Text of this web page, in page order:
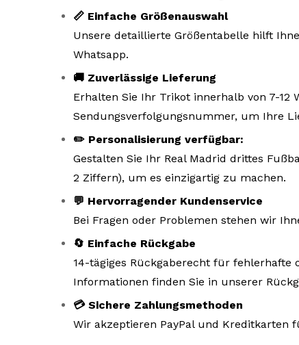
📏 Einfache Größenauswahl
Unsere detaillierte Größentabelle hilft
Whatsapp.
🚚 Zuverlässige Lieferung
Erhalten Sie Ihr Trikot innerhalb von 7-12
Sendungsverfolgungsnummer, um Ihre
✏️ Personalisierung verfügbar:
Gestalten Sie Ihr Real Madrid drittes
2 Ziffern), um es einzigartig zu machen.
💬 Hervorragender Kundenservice
Bei Fragen oder Problemen stehen wir
🔄 Einfache Rückgabe
14-tägiges Rückgaberecht für fehlerhafte
Informationen finden Sie in unserer
💳 Sichere Zahlungsmethoden
Wir akzeptieren PayPal und Kreditkarten